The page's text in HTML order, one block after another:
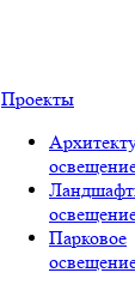
Проекты
Парковое